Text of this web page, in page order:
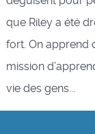
que Riley a été
fort. On apprend
mission
vie des gens...